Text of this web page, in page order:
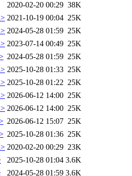
2020-02-20 00:29 38K
2021-10-19 00:04 25K
2024-05-28 01:59 25K
2023-07-14 00:49 25K
2024-05-28 01:59 25K
2025-10-28 01:33 25K
2025-10-28 01:22 25K
2026-06-12 14:00 25K
2026-06-12 14:00 25K
2026-06-12 15:07 25K
2025-10-28 01:36 25K
2020-02-20 00:29 23K
2025-10-28 01:04 3.6K
2024-05-28 01:59 3.6K